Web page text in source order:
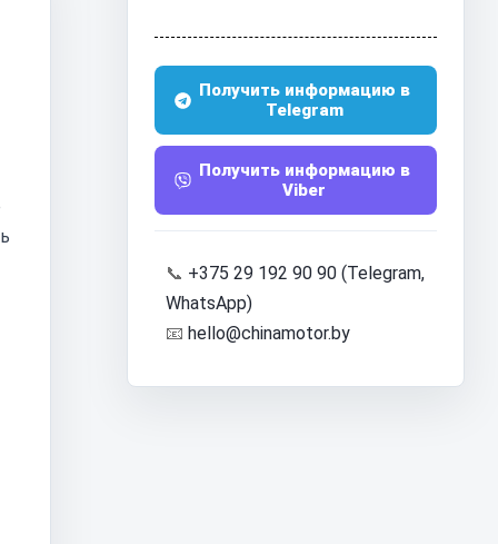
Получить информацию в
Telegram
Получить информацию в
Viber
📞 +375 29 192 90 90 (Telegram,
WhatsApp)
📧 hello@chinamotor.by